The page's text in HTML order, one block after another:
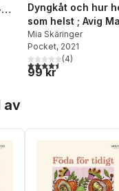
antal röster:
Dyngkåt och hur
som helst ; Avig
Mia Skäringer
Pocket, 2021
4,5utav 5 stjärnor.
(4)
99 kr
av